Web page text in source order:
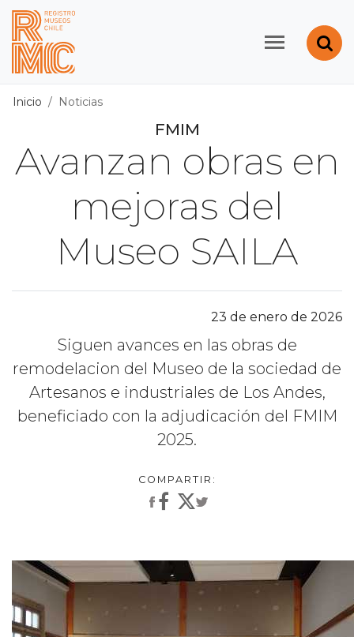
Contenido principal
Registro de Museos
Inicio Noticias
FMIM
Avanzan obras en
mejoras del
Museo SAILA
23 de enero de 2026
Siguen avances en las obras de
remodelacion del Museo de la sociedad de
Artesanos e industriales de Los Andes,
beneficiado con la adjudicación del FMIM
2025.